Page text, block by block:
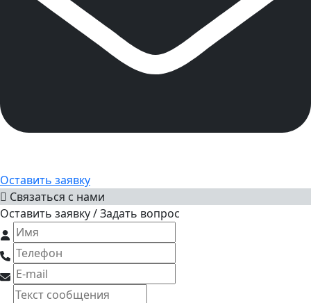
Оставить заявку
Связаться с нами
Оставить заявку / Задать вопрос